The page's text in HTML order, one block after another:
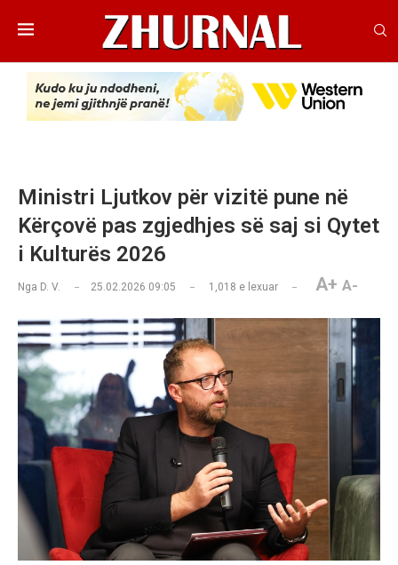
Ministri Ljutkov për vizitë pune në
Kërçovë pas zgjedhjes së saj si Qytet
i Kulturës 2026
Nga D. V. 25.02.2026 09:05 1,018 e lexuar A+ A-